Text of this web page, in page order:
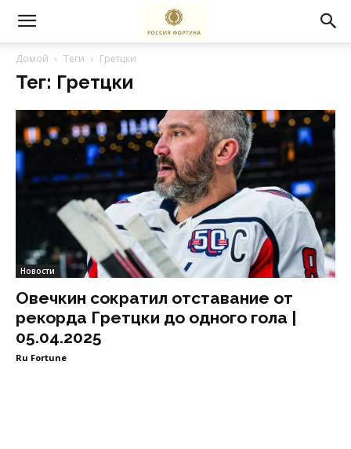
Домой Теги Гретцки
Тег: Гретцки
Новости
Овечкин сократил отставание от
рекорда Гретцки до одного гола |
05.04.2025
Ru Fortune